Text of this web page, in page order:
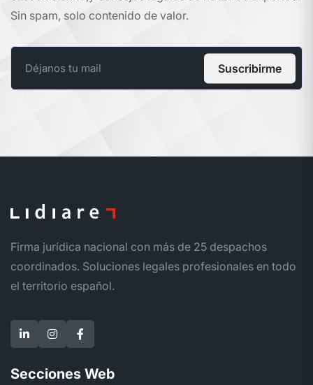
Sin spam, solo contenido de valor.
Suscribirme
Firma jurídica nacional con más de 25 despachos
coordinados. Soluciones legales profesionales en todo
el territorio español.
Secciones Web